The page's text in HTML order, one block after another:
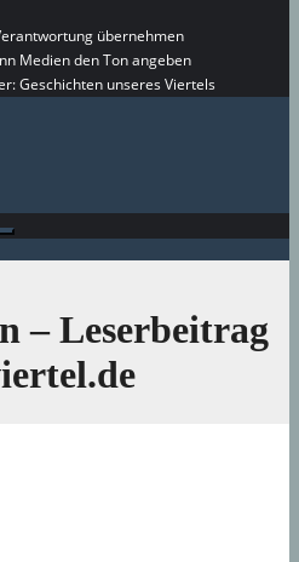
übernehmen
Medien den Ton angeben
Geschichten unseres Viertels
– Leserbeitrag